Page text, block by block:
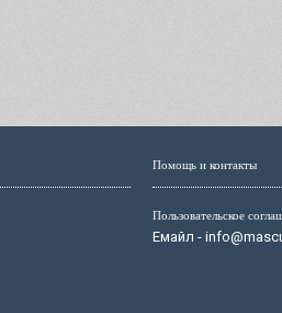
Помощь и контакты
Пользовательское
Емайл -